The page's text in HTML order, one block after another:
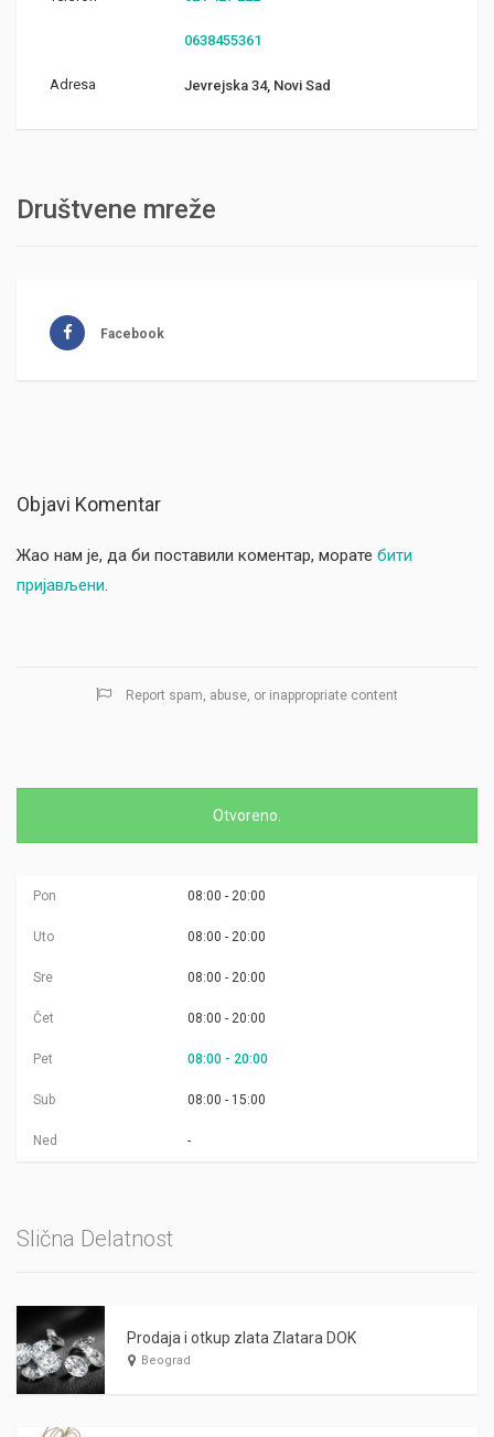
0638455361
Adresa Jevrejska 34, Novi Sad
Društvene mreže
Facebook
Objavi Komentar
Жао нам је, да би поставили коментар, морате бити
пријављени.
Report spam, abuse, or inappropriate content
Otvoreno.
Pon 08:00 - 20:00
Uto 08:00 - 20:00
Sre 08:00 - 20:00
Čet 08:00 - 20:00
Pet 08:00 - 20:00
Sub 08:00 - 15:00
Ned -
Slična Delatnost
Prodaja i otkup zlata Zlatara DOK
Beograd